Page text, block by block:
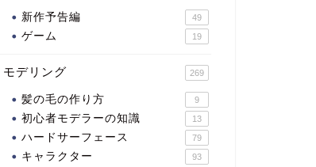
新作予告編 49
ゲーム 19
モデリング 269
髪の毛の作り方 9
初心者モデラーの知識 13
ハードサーフェース 79
キャラクター 93